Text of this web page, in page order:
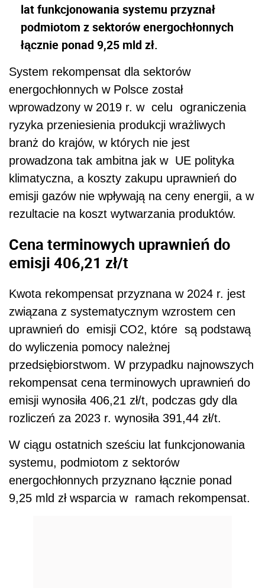
lat funkcjonowania systemu przyznał
podmiotom z sektorów energochłonnych
łącznie ponad 9,25 mld zł.
System rekompensat dla sektorów
energochłonnych w Polsce został
wprowadzony w 2019 r. w celu ograniczenia
ryzyka przeniesienia produkcji wrażliwych
branż do krajów, w których nie jest
prowadzona tak ambitna jak w UE polityka
klimatyczna, a koszty zakupu uprawnień do
emisji gazów nie wpływają na ceny energii, a w
rezultacie na koszt wytwarzania produktów.
Cena terminowych uprawnień do
emisji 406,21 zł/t
Kwota rekompensat przyznana w 2024 r. jest
związana z systematycznym wzrostem cen
uprawnień do emisji CO2, które są podstawą
do wyliczenia pomocy należnej
przedsiębiorstwom. W przypadku najnowszych
rekompensat cena terminowych uprawnień do
emisji wynosiła 406,21 zł/t, podczas gdy dla
rozliczeń za 2023 r. wynosiła 391,44 zł/t.
W ciągu ostatnich sześciu lat funkcjonowania
systemu, podmiotom z sektorów
energochłonnych przyznano łącznie ponad
9,25 mld zł wsparcia w ramach rekompensat.